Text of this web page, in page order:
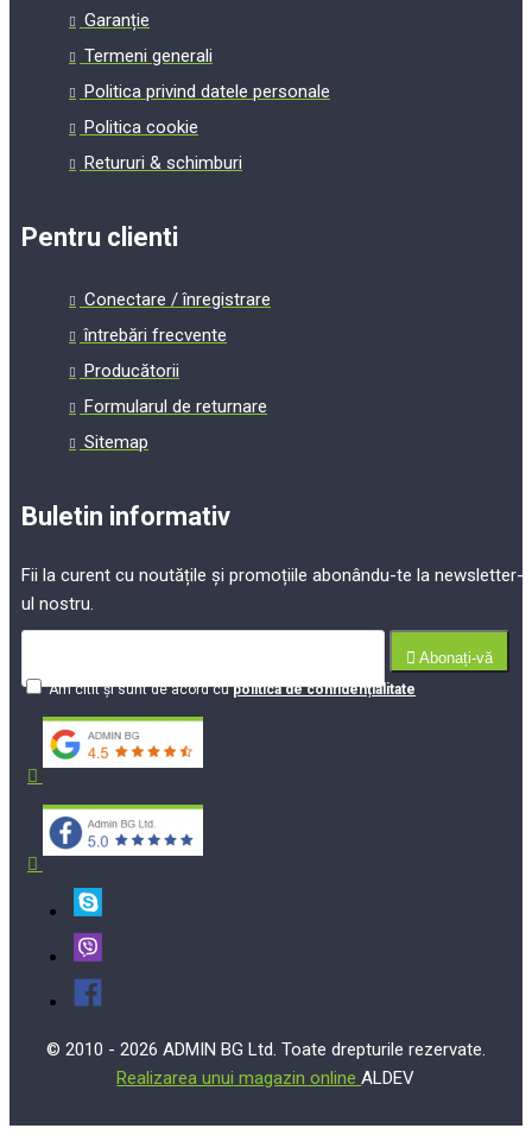
Garanție
Termeni generali
Politica privind datele personale
Politica cookie
Retururi & schimburi
Pentru clienti
Conectare / înregistrare
întrebări frecvente
Producătorii
Formularul de returnare
Sitemap
Buletin informativ
Fii la curent cu noutățile și promoțiile abonându-te la newsletter-
ul nostru.
Abonați-vă
Am citit şi sunt de acord cupolitica de confidențialitate
© 2010 - 2026 ADMIN BG Ltd. Toate drepturile rezervate.
Realizarea unui magazin onlineALDEV